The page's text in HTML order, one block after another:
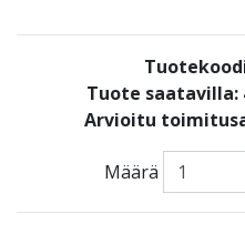
Tuote saatavilla:
Arvioitu
Määrä